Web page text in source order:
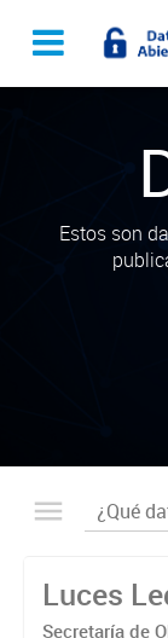
Estos son
Luces
Secretaría de